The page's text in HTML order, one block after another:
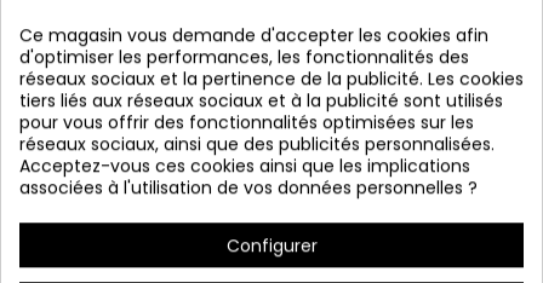
Vérifier la disponibilité
Grande base rectangulaire
Acier chromé
100 x 4,5 x 2,5 centimètres
Détails du produit
Ce magasin vous demande d'accepter les cookies afin
d'optimiser les performances, les fonctionnalités des
réseaux sociaux et la pertinence de la publicité. Les cookies
tiers liés aux réseaux sociaux et à la publicité sont utilisés
pour vous offrir des fonctionnalités optimisées sur les
réseaux sociaux, ainsi que des publicités personnalisées.
Acceptez-vous ces cookies ainsi que les implications
associées à l'utilisation de vos données personnelles ?
Configurer